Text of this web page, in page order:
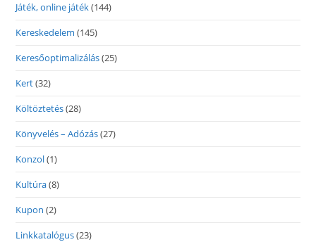
Játék, online játék(144)
Kereskedelem (145)
Keresőoptimalizálás(25)
Kert(32)
Költöztetés(28)
Könyvelés – Adózás(27)
Konzol(1)
Kultúra(8)
Kupon (2)
Linkkatalógus(23)